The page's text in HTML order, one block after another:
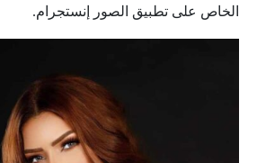
الخاص على تطبيق الصور إنستجرام.